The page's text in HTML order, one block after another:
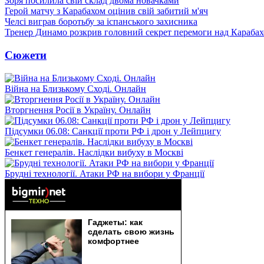
Герой матчу з Карабахом оцінив свій забитий м'яч
Челсі виграв боротьбу за іспанського захисника
Тренер Динамо розкрив головний секрет перемоги над
Сюжети
Війна на Близькому Сході. Онлайн
Вторгнення Росії в Україну. Онлайн
Підсумки 06.08: Санкції проти РФ і дрон у Лейпцигу
Бенкет генералів. Наслідки вибуху в Москві
Брудні технології. Атаки РФ на вибори у Франції